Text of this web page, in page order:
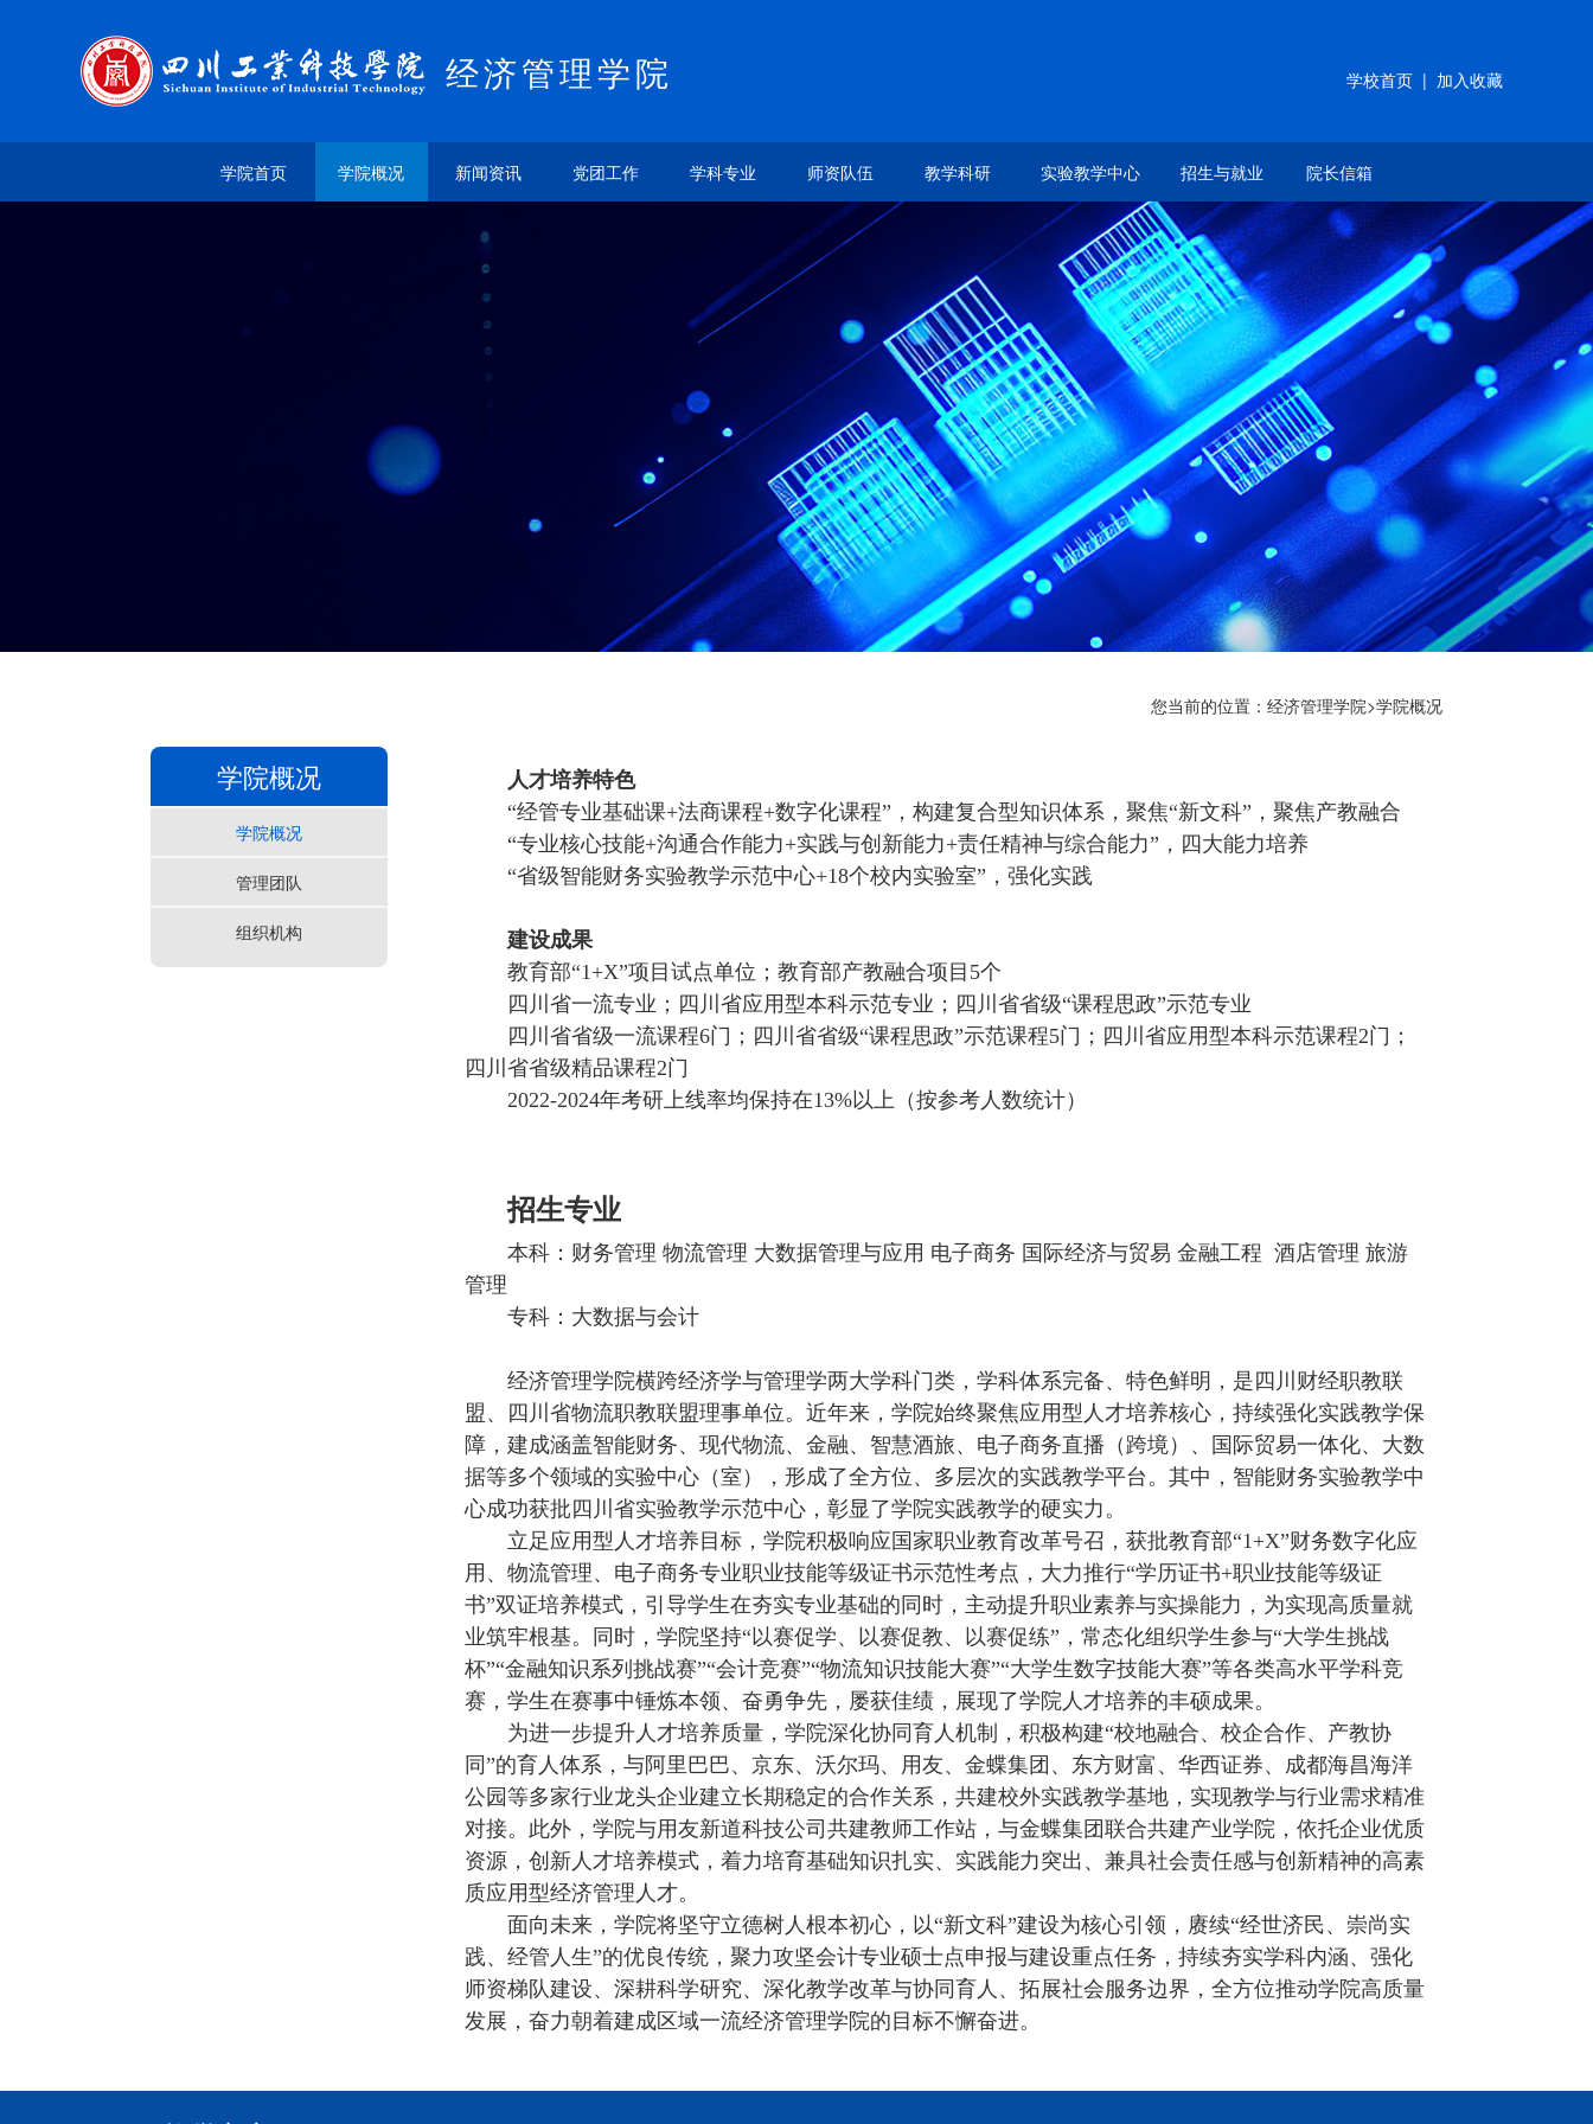
经济管理学院 学校首页 | 加入收藏
学院首页 学院概况 新闻资讯 党团工作 学科专业 师资队伍 教学科研 实验教学中心 招生与就业 院长信箱
您当前的位置： 经济管理学院>学院概况
学院概况
学院概况
管理团队
组织机构
人才培养特色
“经管专业基础课+法商课程+数字化课程”，构建复合型知识体系，聚焦“新文科”，聚焦产教融合
“专业核心技能+沟通合作能力+实践与创新能力+责任精神与综合能力”，四大能力培养
“省级智能财务实验教学示范中心+18个校内实验室”，强化实践
建设成果
教育部“1+X”项目试点单位；教育部产教融合项目5个
四川省一流专业；四川省应用型本科示范专业；四川省省级“课程思政”示范专业
四川省省级一流课程6门；四川省省级“课程思政”示范课程5门；四川省应用型本科示范课程2门；
四川省省级精品课程2门
2022-2024年考研上线率均保持在13%以上（按参考人数统计）
招生专业
本科：财务管理 物流管理 大数据管理与应用 电子商务 国际经济与贸易 金融工程 酒店管理 旅游
管理
专科：大数据与会计
经济管理学院横跨经济学与管理学两大学科门类，学科体系完备、特色鲜明，是四川财经职教联
盟、四川省物流职教联盟理事单位。近年来，学院始终聚焦应用型人才培养核心，持续强化实践教学保
障，建成涵盖智能财务、现代物流、金融、智慧酒旅、电子商务直播（跨境）、国际贸易一体化、大数
据等多个领域的实验中心（室），形成了全方位、多层次的实践教学平台。其中，智能财务实验教学中
心成功获批四川省实验教学示范中心，彰显了学院实践教学的硬实力。
立足应用型人才培养目标，学院积极响应国家职业教育改革号召，获批教育部“1+X”财务数字化应
用、物流管理、电子商务专业职业技能等级证书示范性考点，大力推行“学历证书+职业技能等级证
书”双证培养模式，引导学生在夯实专业基础的同时，主动提升职业素养与实操能力，为实现高质量就
业筑牢根基。同时，学院坚持“以赛促学、以赛促教、以赛促练”，常态化组织学生参与“大学生挑战
杯”“金融知识系列挑战赛”“会计竞赛”“物流知识技能大赛”“大学生数字技能大赛”等各类高水平学科竞
赛，学生在赛事中锤炼本领、奋勇争先，屡获佳绩，展现了学院人才培养的丰硕成果。
为进一步提升人才培养质量，学院深化协同育人机制，积极构建“校地融合、校企合作、产教协
同”的育人体系，与阿里巴巴、京东、沃尔玛、用友、金蝶集团、东方财富、华西证券、成都海昌海洋
公园等多家行业龙头企业建立长期稳定的合作关系，共建校外实践教学基地，实现教学与行业需求精准
对接。此外，学院与用友新道科技公司共建教师工作站，与金蝶集团联合共建产业学院，依托企业优质
资源，创新人才培养模式，着力培育基础知识扎实、实践能力突出、兼具社会责任感与创新精神的高素
质应用型经济管理人才。
面向未来，学院将坚守立德树人根本初心，以“新文科”建设为核心引领，赓续“经世济民、崇尚实
践、经管人生”的优良传统，聚力攻坚会计专业硕士点申报与建设重点任务，持续夯实学科内涵、强化
师资梯队建设、深耕科学研究、深化教学改革与协同育人、拓展社会服务边界，全方位推动学院高质量
发展，奋力朝着建成区域一流经济管理学院的目标不懈奋进。